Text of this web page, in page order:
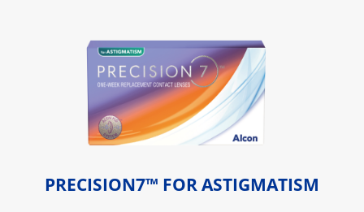
PRECISION7™ FOR ASTIGMATISM